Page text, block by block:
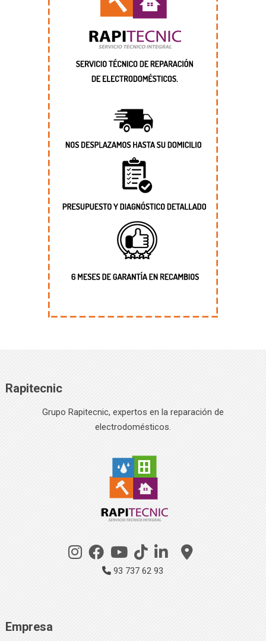
Rapitecnic
Grupo Rapitecnic, expertos en la reparación de
electrodomésticos.
93 737 62 93
Empresa